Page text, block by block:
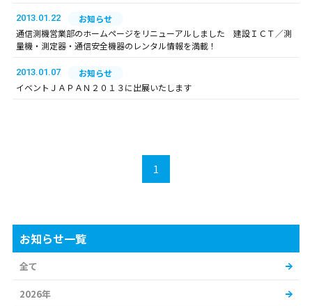
2013.01.22
お知らせ
通信測機営業部のホームページをリニューアルしました 建設ＩＣＴ／測
量機・測定器・通信安全機器のレンタル情報を満載！
2013.01.07
お知らせ
イベントＪＡＰＡＮ２０１３に出展いたします
1
お知らせ一覧
全て
2026年